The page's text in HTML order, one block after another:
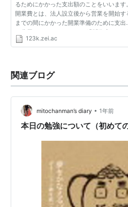
るためにかかった支出額のことをいいます。
開業費とは、法人設立後から営業を開始す
までの間にかかった開業準備のために支出
た費用をいいます。 なお、繰延資産として
上することについては、会計・会社法・税法
123k.zei.ac
関連ブログ
mitochanman’s diary • 1年前
本日の勉強について（初めて